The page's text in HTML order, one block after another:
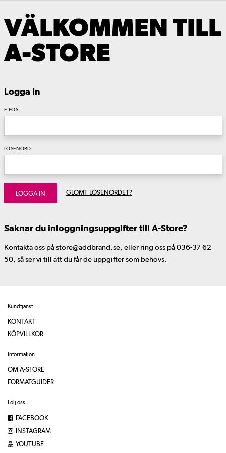
VÄLKOMMEN TILL
A-STORE
Logga In
E-POST
LÖSENORD
LOGGA IN GLÖMT LÖSENORDET?
Saknar du inloggningsuppgifter till A-Store?
Kontakta oss på store@addbrand.se, eller ring oss på 036-37 62
50, så ser vi till att du får de uppgifter som behövs.
Kundtjänst
KONTAKT
KÖPVILLKOR
Information
OM A-STORE
FORMATGUIDER
Följ oss
FACEBOOK
INSTAGRAM
YOUTUBE